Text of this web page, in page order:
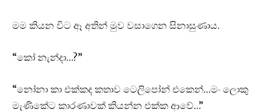
මම කියන විට ඈ අතින් මුව වසාගෙන සිනාසුණාය.
“කෝ නැන්දා…?”
“නෝනා කා එක්කද කතාව ටෙලිපෝන් එකෙන්…මං ලොකු
මැණිකේට කාරණාවක් කියන්න එක්ක ආවේ…”